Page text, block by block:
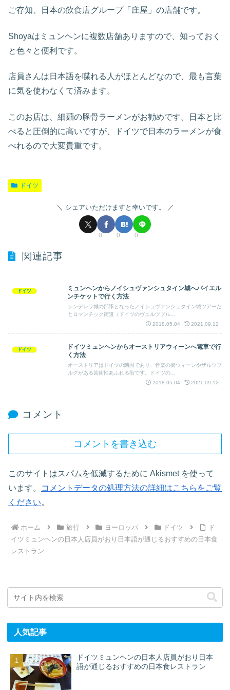
ご存知、日本の飲食店グループ「庄屋」の店舗です。
Shoyaはミュンヘンに複数店舗ありますので、知っておく
と色々と便利です。
店員さんは日本語を喋れる人がほとんどなので、最も言葉
に気を使わなくて済みます。
このお店は、細麺の豚骨ラーメンがお勧めです。日本と比
べると圧倒的に高いですが、ドイツで日本のラーメンが食
べれるので大変貴重です。
ドイツ
シェアいただけますと幸いです。
0 0 0
関連記事
ドイツ
ミュンヘンからノイシュヴァンシュタイン城へバイエル
ンチケットで行く方法
シンデレラ城の部隊となったノイシュヴァンシュタイン城ツアーだ
とロマンチック街道（ドイツのヴュルツブル...
2018.05.04
2021.09.12
ドイツ
ドイツミュンヘンからオーストリアウィーンへ電車で行
く方法
オーストリアはドイツの隣国であり、音楽の街ウィーンやザルツブ
ルグがある芸術性あふれる街です。ドイツの...
2018.05.04
2021.09.12
コメント
コメントを書き込む
このサイトはスパムを低減するために Akismet を使って
います。
コメントデータの処理方法の詳細はこちらをご覧
ください。
ホーム 旅行 ヨーロッパ ドイツ
ド
イツミュンヘンの日本人店員がおり日本語が通じるおすすめの日本食
レストラン
人気記事
ドイツミュンヘンの日本人店員がおり日本
語が通じるおすすめの日本食レストラン